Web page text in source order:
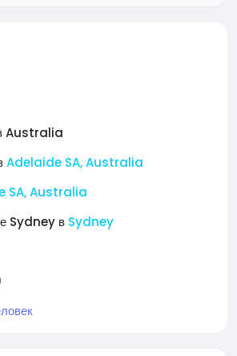
Australia
Adelaide SA, Australia
SA, Australia
Sydney в Sydney